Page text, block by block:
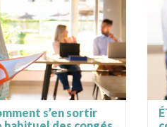
s’en sortir